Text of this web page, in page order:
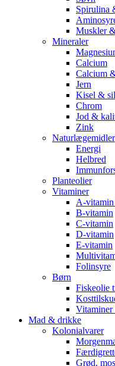
Spirulina
Muskler
Mineraler
Calcium
Calcium
Jern
Kisel &
Chrom
Jod &
Zink
Naturlægemidler
Energi
Helbred
Planteolier
Vitaminer
A-vitamin
B-vitamin
C-vitamin
D-vitamin
E-vitamin
Folinsyre
Børn
Fiskeolie
Vitaminer
Mad & drikke
Kolonialvarer
Grød,